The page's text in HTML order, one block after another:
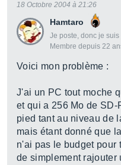
Hamtaro
Je poste, donc je suis
Membre depuis 22
18 Octobre 2004 à 21:26
Voici mon problème :
J'ai un PC tout moche
et qui a 256 Mo de
pied tant au niveau de
mais étant donné que
n'ai pas le budget pour
de simplement rajouter